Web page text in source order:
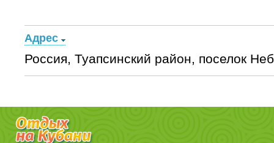
Адрес
Россия, Туапсинский район, поселок